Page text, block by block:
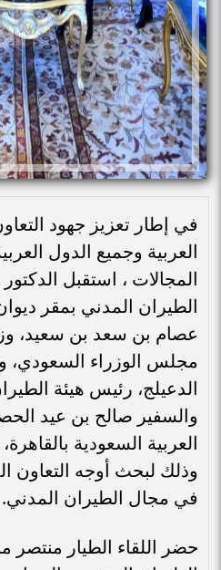
في إطار تعزيز جهود
العربية وجميع الدول
المجالات ، استقبل
الطيران المدني بمقر
عصام بن سعد بن سعيد،
مجلس الوزراء السعودي،
الدعيلج، رئيس هيئة
والسفير صالح بن عيد
العربية السعودية
وذلك لبحث أوجه التعاون
في مجال الطيران المدني.
حضر اللقاء الطيار منتصر